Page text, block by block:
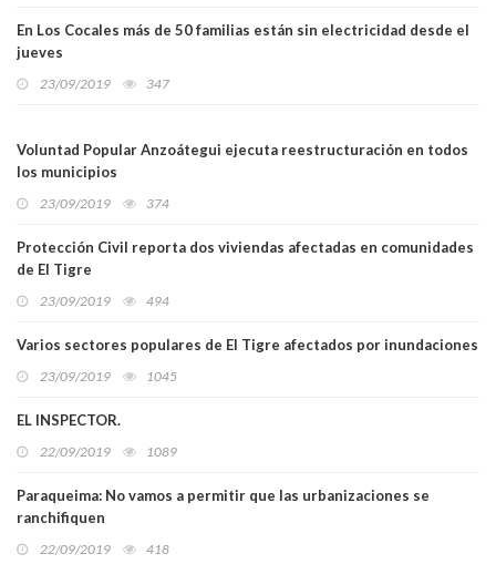
En Los Cocales más de 50 familias están sin electricidad desde el
jueves
23/09/2019 347
Voluntad Popular Anzoátegui ejecuta reestructuración en todos
los municipios
23/09/2019 374
Protección Civil reporta dos viviendas afectadas en comunidades
de El Tigre
23/09/2019 494
Varios sectores populares de El Tigre afectados por inundaciones
23/09/2019 1045
EL INSPECTOR.
22/09/2019 1089
Paraqueima: No vamos a permitir que las urbanizaciones se
ranchifiquen
22/09/2019 418